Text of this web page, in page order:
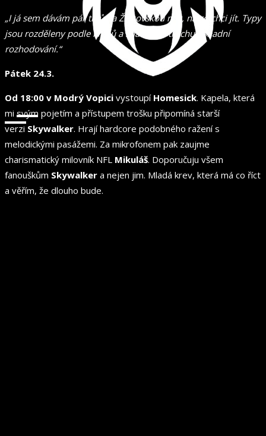
„I já sem dávám pár tipů na Žižkovskou noc, na co chci jít. Typy
jsou rozděleny podle klubů a snad Vám trochu usnadní
rozhodování.“
Pátek 24.3.
Od 18:00 v Modrý Vopici vystoupí Homesick. Kapela, která
mi svým pojetím a přístupem trošku připomíná starší
verzi Skywalker. Hrají hardcore podobného ražení s
melodickými pasážemi. Za mikrofonem pak zaujme
charismatický milovník NFL Mikuláš. Doporučuju všem
fanouškům Skywalker a nejen jim. Mladá krev, která má co říct
a věřím, že dlouho bude.